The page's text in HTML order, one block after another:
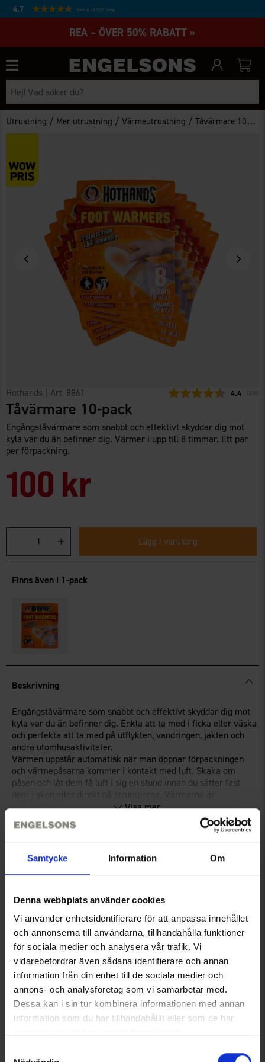
Samtycke Information Om
Denna webbplats använder cookies
Vi använder enhetsidentifierare för att anpassa innehållet
och annonserna till användarna, tillhandahålla funktioner
för sociala medier och analysera vår trafik. Vi
vidarebefordrar även sådana identifierare och annan
information från din enhet till de sociala medier och
annons- och analysföretag som vi samarbetar med.
Dessa kan i sin tur kombinera informationen med annan
information som du har tillhandahållit eller som de har
4.7 Baserat på 27231 betyg
REA – ÖVER 50% RABATT »
Utrustning / Mer utrustning /Värmeutrustning /Tåvärmare 10-pack
Hothands | Art 8861 Snittbetyg:
4.4 335
Tåvärmare 10-pack
Engångståvärmare som snabbt och effektivt skyddar dig mot
kyla var du än befinner dig. Värmer i upp till 8 timmar. Ett par
per förpackning.
100 kr
Lägg i varukorg
Finns även i 1-pack
Beskrivning
Engångståvärmare som snabbt och effektivt skyddar dig mot
kyla var du än befinner dig. Enkla att ta med i ficka eller väska
och perfekta att ta med på utflykten, vandringen, jakten och
andra utomhusaktiviteter.
Värmen uppstår automatisk när man öppnar förpackningen
och värmepåsarna kommer i kontakt med luft. Skaka om
påsen och låt dem få luft i sig en stund innan du sätter fast
självhäftande.
Medeltemp. 51°C. Maxtemp. 68°C
Värmer i upp till 8 timmar. Ett par per förpackning.
Visa mer
Du kanske också behöver